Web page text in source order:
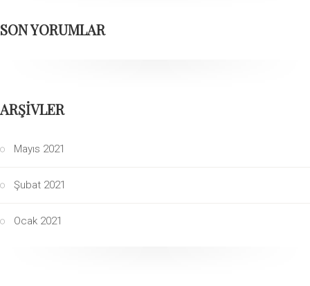
SON YORUMLAR
ARŞIVLER
Mayıs 2021
Şubat 2021
Ocak 2021